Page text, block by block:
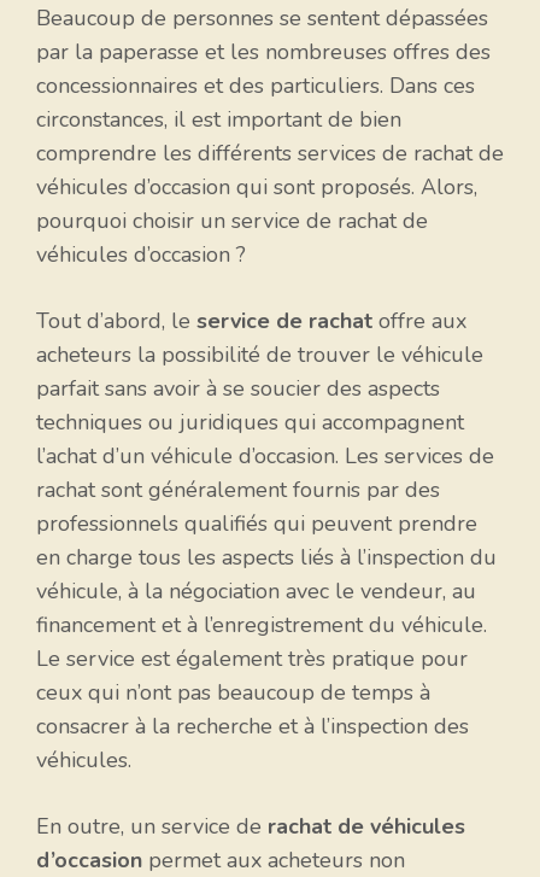
Beaucoup de personnes se sentent dépassées
par la paperasse et les nombreuses offres des
concessionnaires et des particuliers. Dans ces
circonstances, il est important de bien
comprendre les différents services de rachat de
véhicules d’occasion qui sont proposés. Alors,
pourquoi choisir un service de rachat de
véhicules d’occasion ?
Tout d’abord, le service de rachat offre aux
acheteurs la possibilité de trouver le véhicule
parfait sans avoir à se soucier des aspects
techniques ou juridiques qui accompagnent
l’achat d’un véhicule d’occasion. Les services de
rachat sont généralement fournis par des
professionnels qualifiés qui peuvent prendre
en charge tous les aspects liés à l’inspection du
véhicule, à la négociation avec le vendeur, au
financement et à l’enregistrement du véhicule.
Le service est également très pratique pour
ceux qui n’ont pas beaucoup de temps à
consacrer à la recherche et à l’inspection des
véhicules.
En outre, un service de rachat de véhicules
d’occasion permet aux acheteurs non